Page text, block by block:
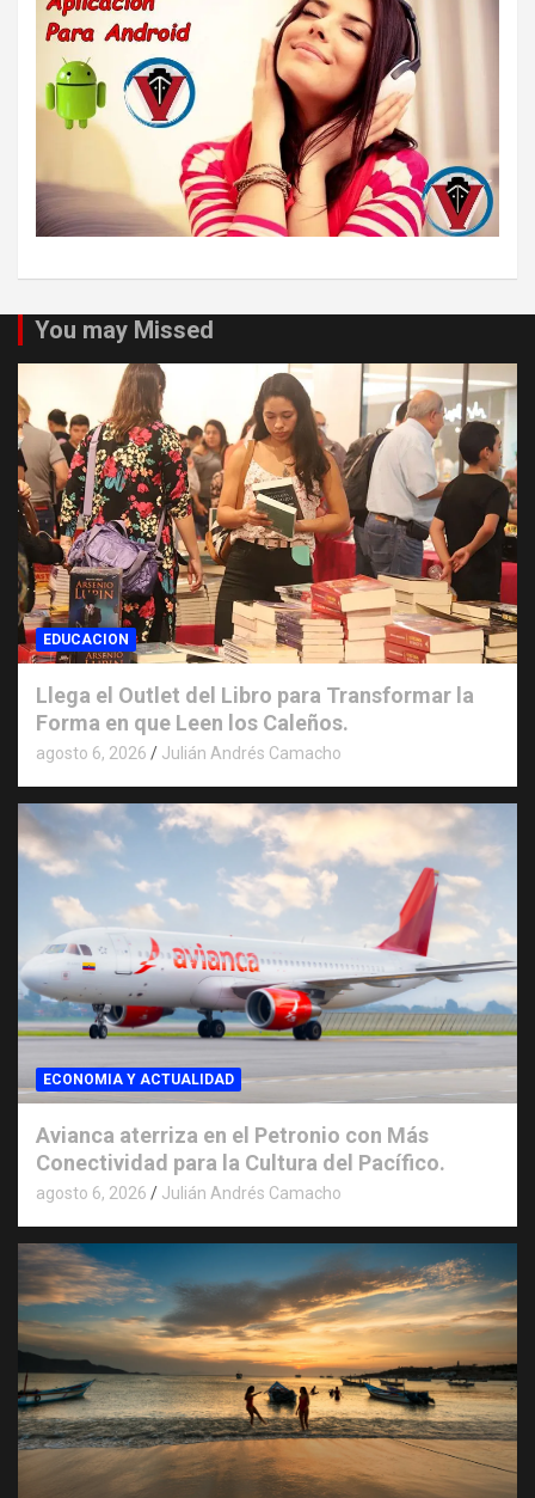
You may Missed
EDUCACION
Llega el Outlet del Libro para Transformar la
Forma en que Leen los Caleños.
agosto 6, 2026 Julián Andrés Camacho
ECONOMIA Y ACTUALIDAD
Avianca aterriza en el Petronio con Más
Conectividad para la Cultura del Pacífico.
agosto 6, 2026 Julián Andrés Camacho